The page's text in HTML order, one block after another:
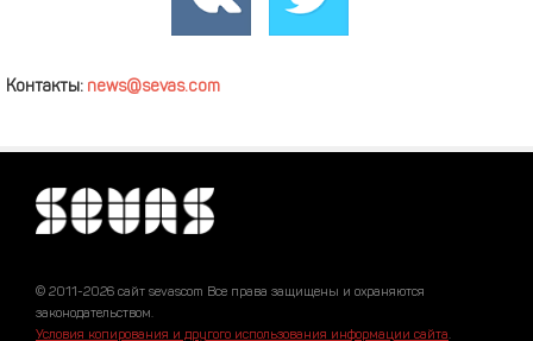
Контакты: news@sevas.com
© 2011-2026 сайт sevascom Все права защищены и охраняются
законодательством.
Условия копирования и другого использования информации сайта.